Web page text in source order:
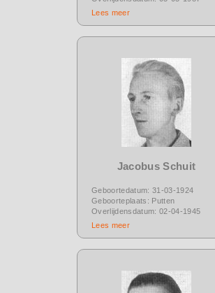
Lees meer
Jacobus Schuit
Geboortedatum: 31-03-1924
Geboorteplaats: Putten
Overlijdensdatum: 02-04-1945
Lees meer